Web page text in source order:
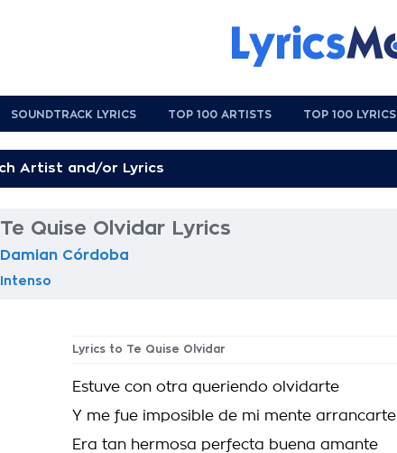
SOUNDTRACK LYRICS TOP 100 ARTISTS TOP 100 LYRICS
Te Quise Olvidar Lyrics
Damian Córdoba
Intenso
Lyrics to Te Quise Olvidar
Estuve con otra queriendo olvidarte
Y me fue imposible de mi mente arrancarte
Era tan hermosa perfecta buena amante